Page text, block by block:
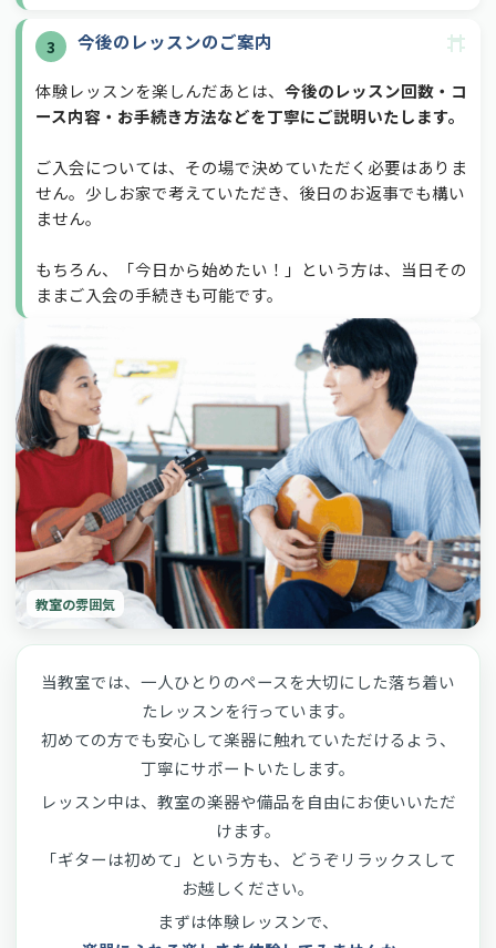
3 今後のレッスンのご案内
体験レッスンを楽しんだあとは、 今後のレッスン回数・コ
ース内容・お手続き方法などを丁寧にご説明いたします。
ご入会については、その場で決めていただく必要はありま
せん。少しお家で考えていただき、後日のお返事でも構い
ません。
もちろん、「今日から始めたい！」という方は、当日その
ままご入会の手続きも可能です。
教室の雰囲気
当教室では、一人ひとりのペースを大切にした落ち着い
たレッスンを行っています。
初めての方でも安心して楽器に触れていただけるよう、
丁寧にサポートいたします。
レッスン中は、教室の楽器や備品を自由にお使いいただ
けます。
「ギターは初めて」という方も、どうぞリラックスして
お越しください。
まずは体験レッスンで、